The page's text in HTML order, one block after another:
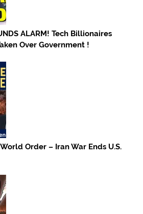
ALARM! Tech Billionaires
Over Government !
Order – Iran War Ends U.S.